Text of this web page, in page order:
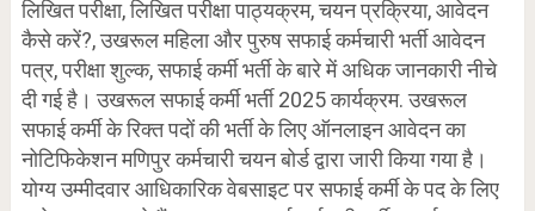
लिखित परीक्षा, लिखित परीक्षा पाठ्यक्रम, चयन प्रक्रिया, आवेदन
कैसे करें?, उखरूल महिला और पुरुष सफाई कर्मचारी भर्ती आवेदन
पत्र, परीक्षा शुल्क, सफाई कर्मी भर्ती के बारे में अधिक जानकारी नीचे
दी गई है। उखरूल सफाई कर्मी भर्ती 2025 कार्यक्रम. उखरूल
सफाई कर्मी के रिक्त पदों की भर्ती के लिए ऑनलाइन आवेदन का
नोटिफिकेशन मणिपुर कर्मचारी चयन बोर्ड द्वारा जारी किया गया है।
योग्य उम्मीदवार आधिकारिक वेबसाइट पर सफाई कर्मी के पद के लिए